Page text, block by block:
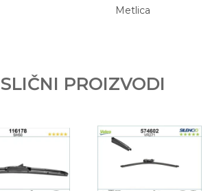
Metlica
SLIČNI PROIZVODI